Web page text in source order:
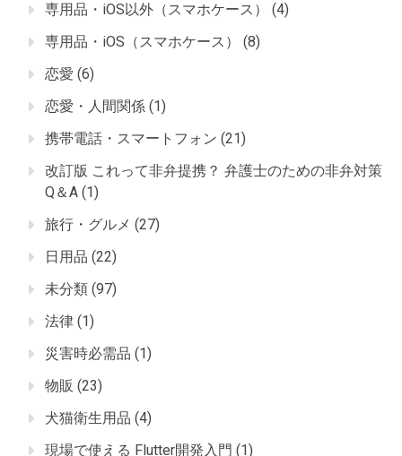
専用品・iOS以外（スマホケース）
(4)
専用品・iOS（スマホケース）
(8)
恋愛 (6)
恋愛・人間関係 (1)
携帯電話・スマートフォン (21)
改訂版 これって非弁提携？ 弁護士のための非弁対策
Q＆A (1)
旅行・グルメ (27)
日用品 (22)
未分類 (97)
法律 (1)
災害時必需品 (1)
物販 (23)
犬猫衛生用品 (4)
現場で使える Flutter開発入門 (1)